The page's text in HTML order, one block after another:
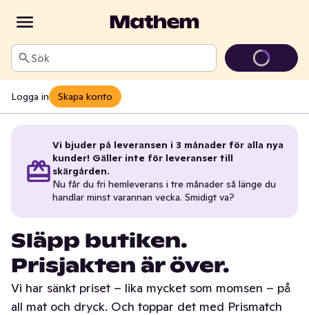
Sök
Logga in Skapa konto
Vi bjuder på leveransen i 3 månader för alla nya
kunder! Gäller inte för leveranser till
skärgården.
Nu får du fri hemleverans i tre månader så länge du
handlar minst varannan vecka. Smidigt va?
Släpp butiken.
Prisjakten är över.
Vi har sänkt priset – lika mycket som momsen – på
all mat och dryck. Och toppar det med Prismatch